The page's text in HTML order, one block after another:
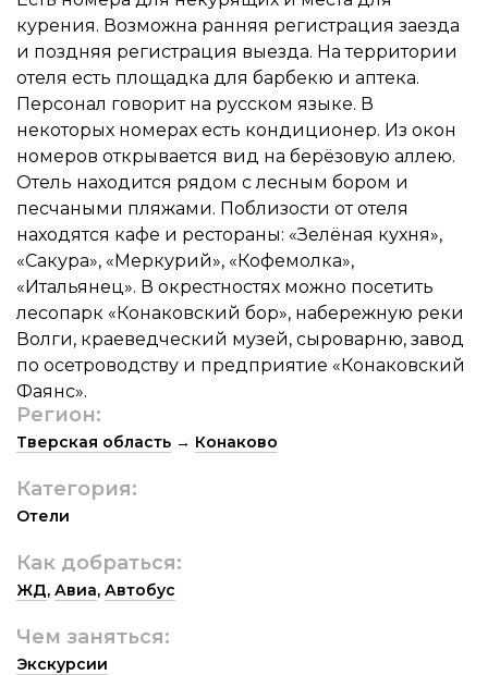
курения. Возможна ранняя регистрация заезда
и поздняя регистрация выезда. На территории
отеля есть площадка для барбекю и аптека.
Персонал говорит на русском языке. В
некоторых номерах есть кондиционер. Из окон
номеров открывается вид на берёзовую аллею.
Отель находится рядом с лесным бором и
песчаными пляжами. Поблизости от отеля
находятся кафе и рестораны: «Зелёная кухня»,
«Сакура», «Меркурий», «Кофемолка»,
«Итальянец». В окрестностях можно посетить
лесопарк «Конаковский бор», набережную реки
Волги, краеведческий музей, сыроварню, завод
по осетроводству и предприятие «Конаковский
Фаянс».
Регион:
Тверская область → Конаково
Категория:
Отели
Как добраться:
ЖД, Авиа, Автобус
Чем заняться:
Экскурсии